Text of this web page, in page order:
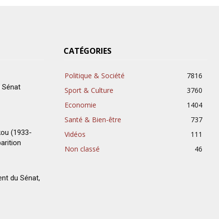
Sénat
(1933-
du Sénat,
CATÉGORIES
Politique & Société
7816
Sport & Culture
3760
Economie
1404
Santé & Bien-être
737
Vidéos
111
Non classé
46